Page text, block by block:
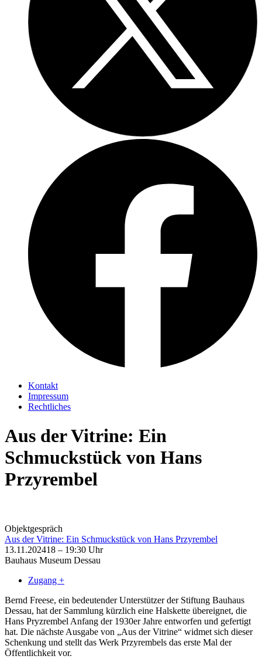
Kontakt
Impressum
Rechtliches
Aus der Vitrine: Ein
Schmuckstück von Hans
Przyrembel
Objektgespräch
Aus der Vitrine: Ein Schmuckstück von Hans Przyrembel
13.11.202418 – 19:30 Uhr
Bauhaus Museum Dessau
Zugang +
Bernd Freese, ein bedeutender Unterstützer der Stiftung Bauhaus
Dessau, hat der Sammlung kürzlich eine Halskette übereignet, die
Hans Pryzrembel Anfang der 1930er Jahre entworfen und gefertigt
hat. Die nächste Ausgabe von „Aus der Vitrine“ widmet sich dieser
Schenkung und stellt das Werk Przyrembels das erste Mal der
Öffentlichkeit vor.